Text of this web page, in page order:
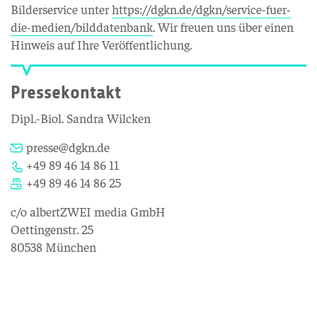
Bilderservice unterhttps://dgkn.de/dgkn/service-fuer-
die-medien/bilddatenbank. Wir freuen uns über einen
Hinweis auf Ihre Veröffentlichung.
Pressekontakt
Dipl.-Biol. Sandra Wilcken
presse@dgkn.de
+49 89 46 14 86 11
+49 89 46 14 86 25
c/o albertZWEI media GmbH
Oettingenstr. 25
80538 München